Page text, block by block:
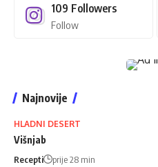
109 Followers
Follow
Najnovije
HLADNI DESERT
Višnjab
Recepti prije 28 min